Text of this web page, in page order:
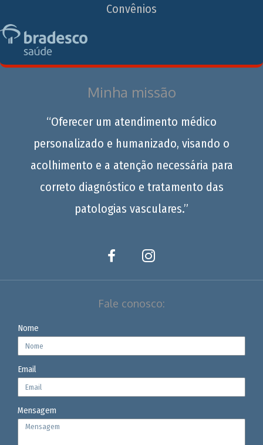
Convênios
Minha missão
“Oferecer um atendimento médico
personalizado e humanizado, visando o
acolhimento e a atenção necessária para
correto diagnóstico e tratamento das
patologias vasculares.”
Fale conosco:
Nome
Email
Mensagem